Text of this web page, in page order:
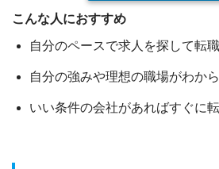
こんな人におすすめ
自分のペースで求人を探して転
自分の強みや理想の職場がわか
いい条件の会社があればすぐに